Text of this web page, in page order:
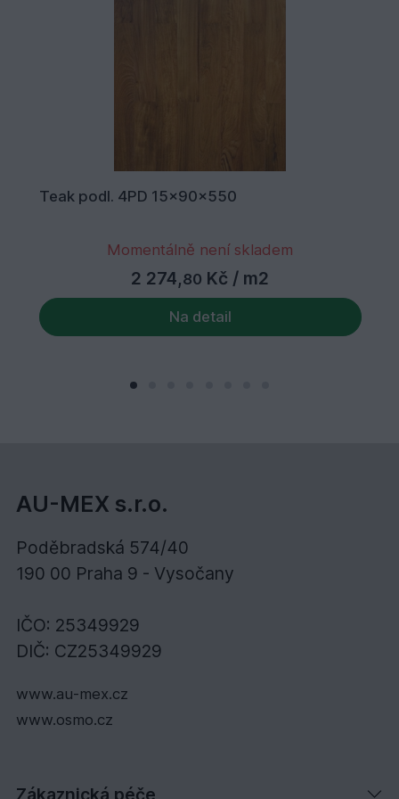
Teak podl. 4PD 15x90x550
Momentálně není skladem
2 274,80 Kč / m2
Na detail
AU-MEX s.r.o.
Poděbradská 574/40
190 00 Praha 9 - Vysočany
IČO: 25349929
DIČ: CZ25349929
www.au-mex.cz
www.osmo.cz
Zákaznická péče